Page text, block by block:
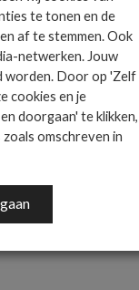
die voor
moet
te
‘service
te tonen en de
af te stemmen. Ook
netwerken. Jouw
worden. Door op 'Zelf
cookies en je
doorgaan' te klikken,
omschreven in